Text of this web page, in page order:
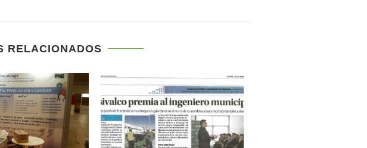
RELACIONADOS
REVISTA METALINDUSTRIA Nº 10
OCTUBRE 2016
febrero 12, 2018